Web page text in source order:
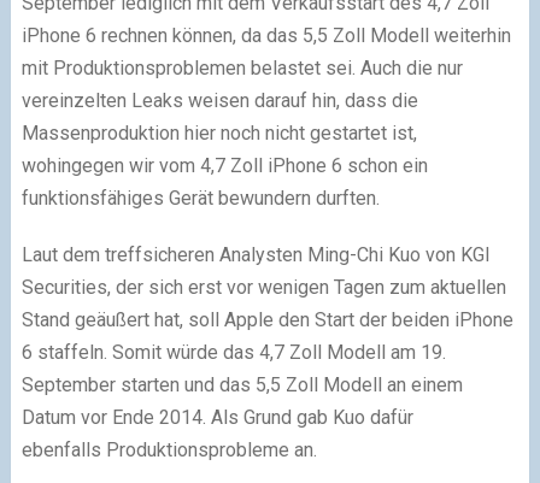
iPhone 6 rechnen können, da das 5,5 Zoll Modell weiterhin
mit Produktionsproblemen belastet sei. Auch die nur
vereinzelten Leaks weisen darauf hin, dass die
Massenproduktion hier noch nicht gestartet ist,
wohingegen wir vom 4,7 Zoll iPhone 6 schon ein
funktionsfähiges Gerät bewundern durften.
Laut dem treffsicheren Analysten Ming-Chi Kuo von KGI
Securities, der sich erst vor wenigen Tagen zum aktuellen
Stand geäußert hat, soll Apple den Start der beiden iPhone
6 staffeln. Somit würde das 4,7 Zoll Modell am 19.
September starten und das 5,5 Zoll Modell an einem
Datum vor Ende 2014. Als Grund gab Kuo dafür
ebenfalls Produktionsprobleme an.